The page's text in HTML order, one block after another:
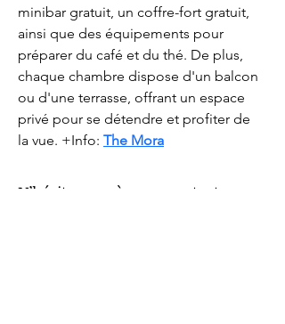
minibar gratuit, un coffre-fort gratuit,
ainsi que des équipements pour
préparer du café et du thé. De plus,
chaque chambre dispose d'un balcon
ou d'une terrasse, offrant un espace
privé pour se détendre et profiter de
la vue. +Info: The Mora
N’hésitez pas à nous contacter